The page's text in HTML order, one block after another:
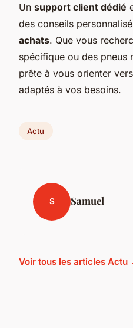
Un support client dédié
des conseils
achats. Que vous
spécifique ou des pneus
prête à vous orienter
adaptés à vos besoins.
Actu
S Samuel
Voir tous les articles Actu